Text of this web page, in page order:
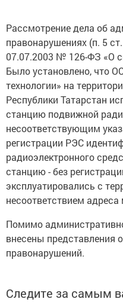
Рассмотрение дела об
правонарушениях (п. 5
07.07.2003 № 126-ФЗ «О
Было установлено, что
технологии» на
Республики Татарстан
станцию подвижной
несоответствующим
регистрации РЭС
радиоэлектронного
станцию - без
эксплуатировались с
несоответствием адреса
Помимо
внесены представления
правонарушений.
Следите за самым